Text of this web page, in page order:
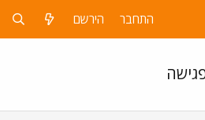
התחבר הירשם